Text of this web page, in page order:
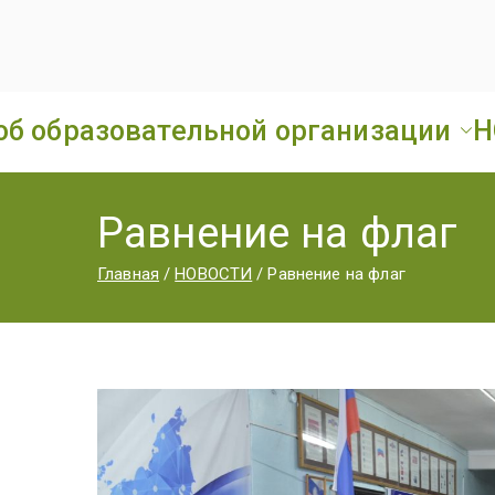
образовательной организации
Равнение на флаг
Главная НОВОСТИ Равнение на флаг